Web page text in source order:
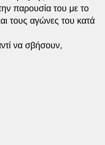
παρουσία του με το
τους αγώνες του κατά
να σβήσουν,